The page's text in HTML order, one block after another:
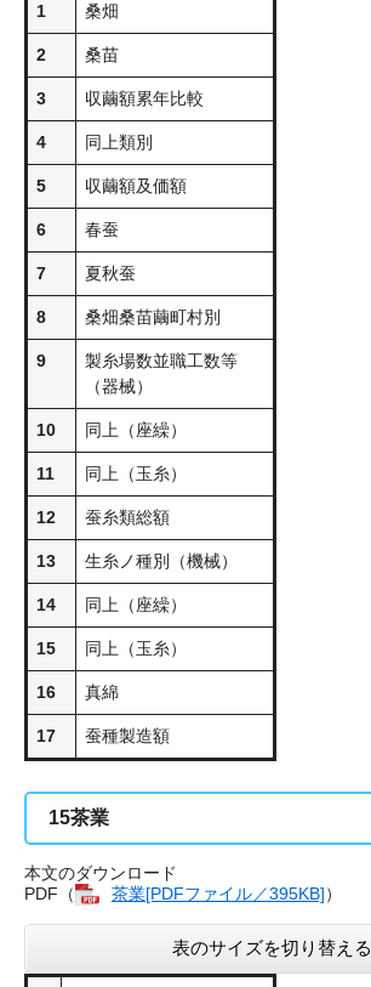
1 桑畑
2 桑苗
3 収繭額累年比較
4 同上類別
5 収繭額及価額
6 春蚕
7 夏秋蚕
8 桑畑桑苗繭町村別
9
製糸場数並職工数等
（器械）
10 同上（座繰）
11 同上（玉糸）
12 蚕糸類総額
13 生糸ノ種別（機械）
14 同上（座繰）
15 同上（玉糸）
16 真綿
17 蚕種製造額
15茶業
本文のダウンロード
PDF（
茶業[PDFファイル／395KB]）
表のサイズを切り替える